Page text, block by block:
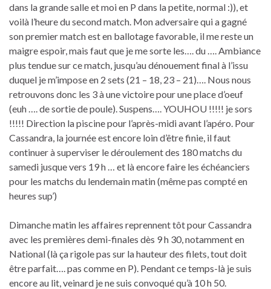
dans la grande salle et moi en P dans la petite, normal :)), et
voilà l’heure du second match. Mon adversaire qui a gagné
son premier match est en ballotage favorable, il me reste un
maigre espoir, mais faut que je me sorte les…. du …. Ambiance
plus tendue sur ce match, jusqu’au dénouement final à l’issu
duquel je m’impose en 2 sets (21 – 18, 23 – 21)…. Nous nous
retrouvons donc les 3 à une victoire pour une place d’oeuf
(euh …. de sortie de poule). Suspens…. YOUHOU !!!!! je sors
!!!!! Direction la piscine pour l’après-midi avant l’apéro. Pour
Cassandra, la journée est encore loin d’être finie, il faut
continuer à superviser le déroulement des 180 matchs du
samedi jusque vers 19 h … et là encore faire les échéanciers
pour les matchs du lendemain matin (même pas compté en
heures sup’)
Dimanche matin les affaires reprennent tôt pour Cassandra
avec les premières demi-finales dès 9 h 30, notamment en
National (là ça rigole pas sur la hauteur des filets, tout doit
être parfait…. pas comme en P). Pendant ce temps-là je suis
encore au lit, veinard je ne suis convoqué qu’à 10 h 50.